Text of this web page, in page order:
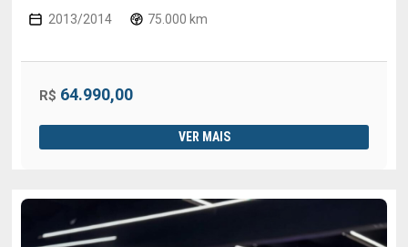
2013/2014 75.000 km
R$ 64.990,00
VER MAIS